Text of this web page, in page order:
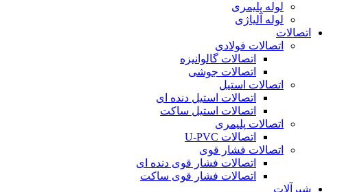
لوله پلیمری
لوله آلیاژی
اتصالات
اتصالات فولادی
اتصالات گالوانیزه
اتصالات جوشی
اتصالات استیل
اتصالات استیل دنده ای
اتصالات استیل ساکت
اتصالات پلیمری
اتصالات U-PVC
اتصالات فشار قوی
اتصالات فشار قوی دنده ای
اتصالات فشار قوی ساکت
شیرآلات